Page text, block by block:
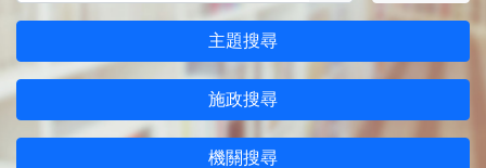
主題搜尋
施政搜尋
機關搜尋